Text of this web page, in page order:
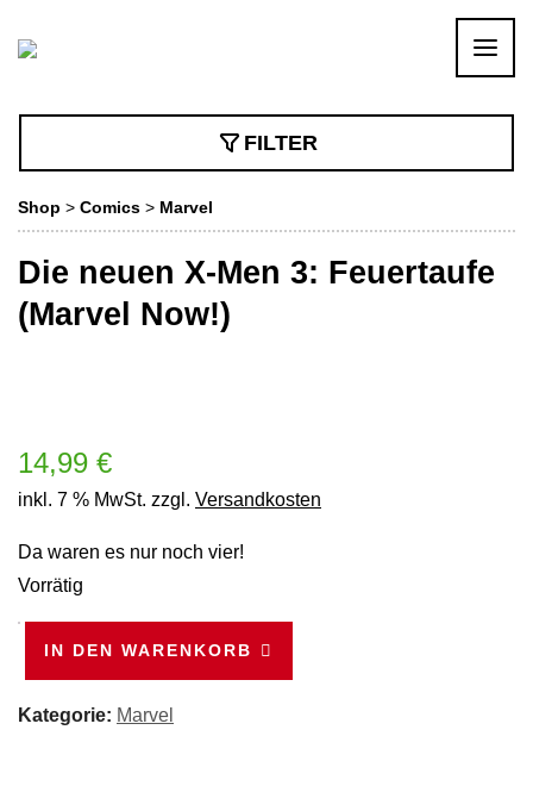
FILTER
Shop > Comics > Marvel
Die neuen X-Men 3: Feuertaufe
(Marvel Now!)
14,99 €
inkl. 7 % MwSt. zzgl. Versandkosten
Da waren es nur noch vier!
Vorrätig
X-
IN DEN WARENKORB
Kategorie: Marvel